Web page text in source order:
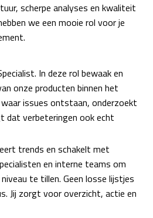
scherpe analyses en kwaliteit
we een mooie rol voor je
In deze rol bewaak en
onze producten binnen het
issues ontstaan, onderzoekt
dat verbeteringen ook echt
trends en schakelt met
en interne teams om
te tillen. Geen losse lijstjes
Jij zorgt voor overzicht, actie en